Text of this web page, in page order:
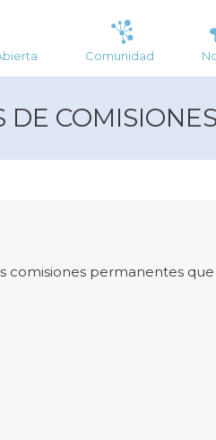
Comunidad
DE
comisiones permanentes